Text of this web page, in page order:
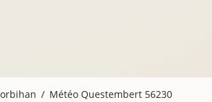
Météo Questembert 56230